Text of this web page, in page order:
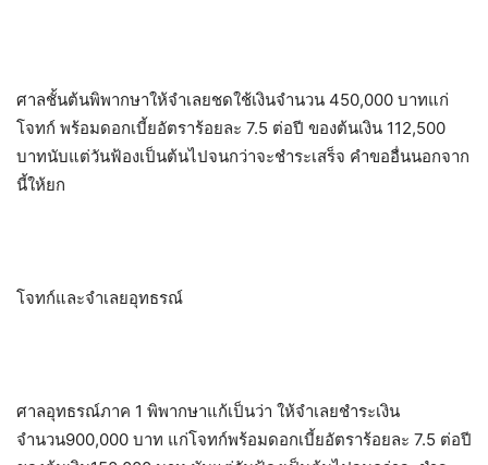
ศาลชั้นต้นพิพากษาให้จำเลยชดใช้เงินจำนวน 450,000 บาทแก่
โจทก์ พร้อมดอกเบี้ยอัตราร้อยละ 7.5 ต่อปี ของต้นเงิน 112,500
บาทนับแต่วันฟ้องเป็นต้นไปจนกว่าจะชำระเสร็จ คำขออื่นนอกจาก
นี้ให้ยก
โจทก์และจำเลยอุทธรณ์
ศาลอุทธรณ์ภาค 1 พิพากษาแก้เป็นว่า ให้จำเลยชำระเงิน
จำนวน900,000 บาท แก่โจทก์พร้อมดอกเบี้ยอัตราร้อยละ 7.5 ต่อปี